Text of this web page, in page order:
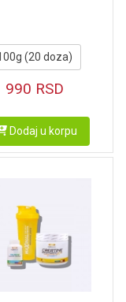
(20 doza)
990 RSD
Dodaj u korpu